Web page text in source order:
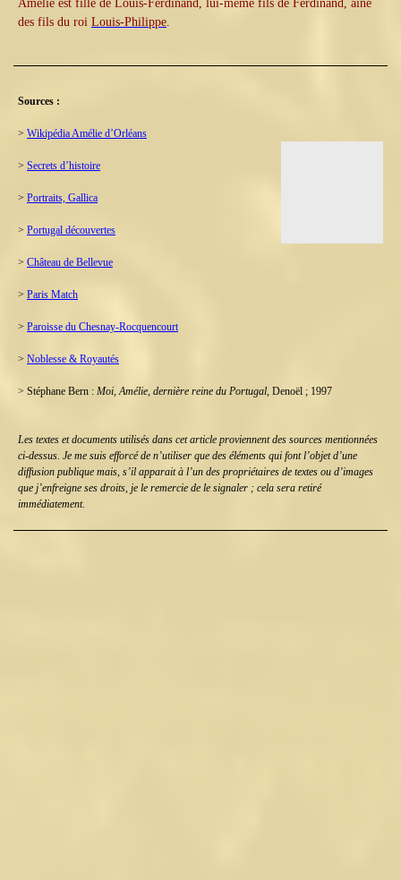
Amélie est fille de Louis-Ferdinand, lui-même fils de Ferdinand, aîné
des fils du roi Louis-Philippe
Sources :
> Wikipédia Amélie d’Orléans
> Secrets d’histoire
> Portraits, Gallica
> Portugal découvertes
> Château de Bellevue
> Paris Match
> Paroisse du Chesnay-Rocquencourt
> Noblesse & Royautés
> Stéphane Bern : Moi, Amélie, dernière reine du Portugal , Denoël ; 1997
Les textes et documents utilisés dans cet article proviennent des sources mentionnées
ci-dessus. Je me suis efforcé de n’utiliser que des éléments qui font l’objet d’une
diffusion publique mais, s’il apparait à l’un des propriétaires de textes ou d’images
que j’enfreigne ses droits, je le remercie de le signaler ; cela sera retiré
immédiatement.